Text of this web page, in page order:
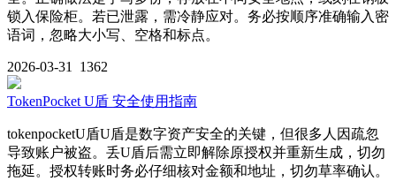
锁入保险柜。若已泄露，需冷静应对。务必按顺序准确输入密
语词，忽略大小写、空格和标点。
2026-03-31 1362
TokenPocket U盾 安全使用指南
tokenpocketU盾U盾是数字资产安全的关键，但很多人因疏忽
导致账户被盗。丢U盾后需立即解除原授权并重新生成，切勿
拖延。授权转账时务必仔细核对金额和地址，切勿草率确认。